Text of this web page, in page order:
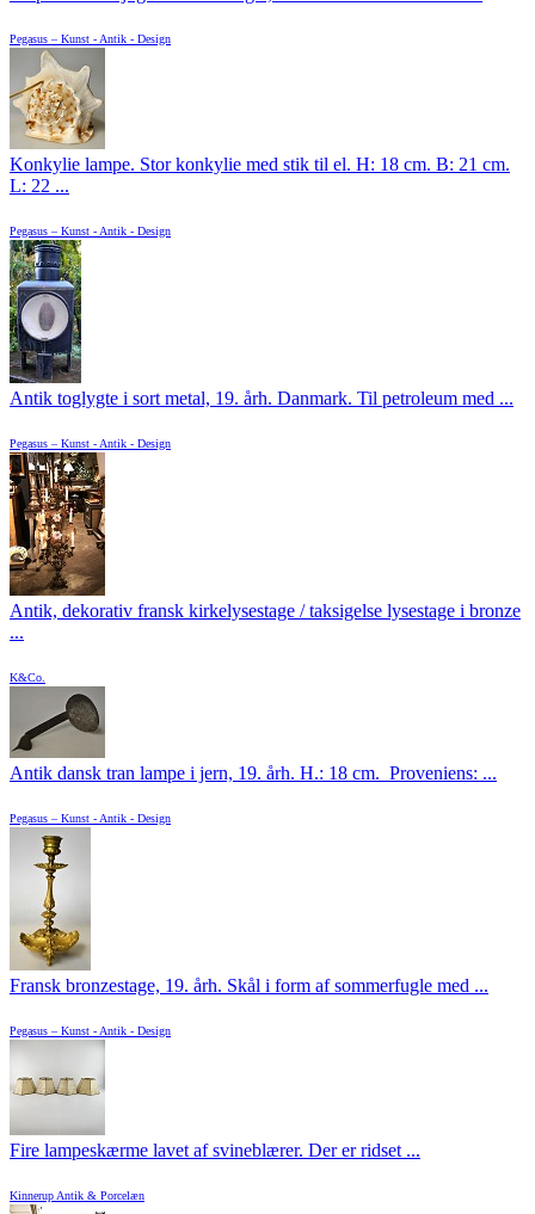
Pegasus – Kunst - Antik - Design
Konkylie lampe. Stor konkylie med stik til el. H: 18 cm. B: 21 cm.
L: 22 ...
Pegasus – Kunst - Antik - Design
Antik toglygte i sort metal, 19. årh. Danmark. Til petroleum med ...
Pegasus – Kunst - Antik - Design
Antik, dekorativ fransk kirkelysestage / taksigelse lysestage i bronze
...
K&Co.
Antik dansk tran lampe i jern, 19. årh. H.: 18 cm. Proveniens: ...
Pegasus – Kunst - Antik - Design
Fransk bronzestage, 19. årh. Skål i form af sommerfugle med ...
Pegasus – Kunst - Antik - Design
Fire lampeskærme lavet af svineblærer. Der er ridset ...
Kinnerup Antik & Porcelæn